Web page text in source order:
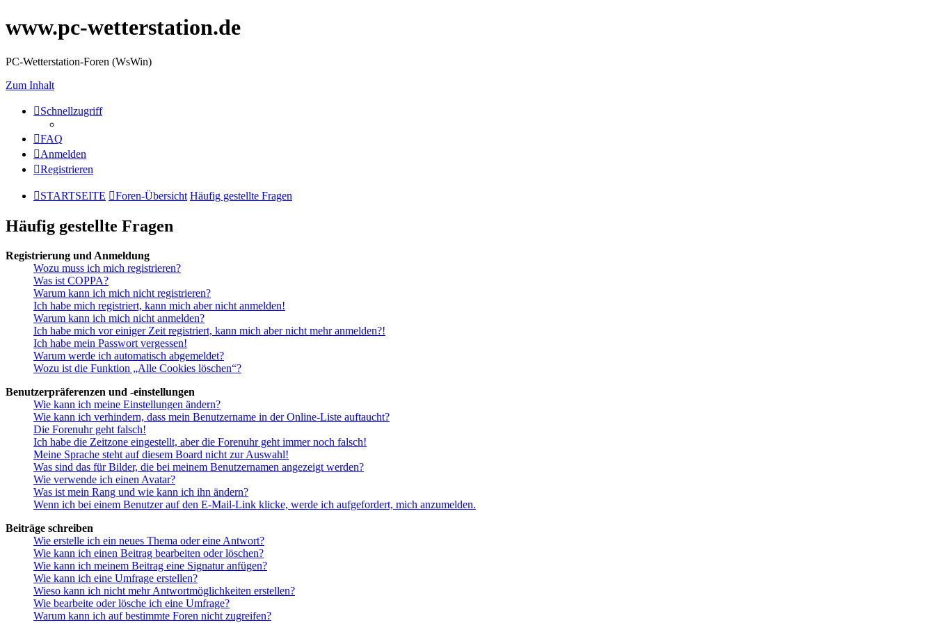
www.pc-wetterstation.de
PC-Wetterstation-Foren (WsWin)
Zum Inhalt
Schnellzugriff
FAQ
Anmelden
Registrieren
STARTSEITE Foren-Übersicht Häufig gestellte Fragen
Häufig gestellte Fragen
Registrierung und Anmeldung
Wozu muss ich mich registrieren?
Was ist COPPA?
Warum kann ich mich nicht registrieren?
Ich habe mich registriert, kann mich aber nicht anmelden!
Warum kann ich mich nicht anmelden?
Ich habe mich vor einiger Zeit registriert, kann mich aber nicht mehr anmelden?!
Ich habe mein Passwort vergessen!
Warum werde ich automatisch abgemeldet?
Wozu ist die Funktion „Alle Cookies löschen“?
Benutzerpräferenzen und -einstellungen
Wie kann ich meine Einstellungen ändern?
Wie kann ich verhindern, dass mein Benutzername in der Online-Liste auftaucht?
Die Forenuhr geht falsch!
Ich habe die Zeitzone eingestellt, aber die Forenuhr geht immer noch falsch!
Meine Sprache steht auf diesem Board nicht zur Auswahl!
Was sind das für Bilder, die bei meinem Benutzernamen angezeigt werden?
Wie verwende ich einen Avatar?
Was ist mein Rang und wie kann ich ihn ändern?
Wenn ich bei einem Benutzer auf den E-Mail-Link klicke, werde ich aufgefordert, mich anzumelden.
Beiträge schreiben
Wie erstelle ich ein neues Thema oder eine Antwort?
Wie kann ich einen Beitrag bearbeiten oder löschen?
Wie kann ich meinem Beitrag eine Signatur anfügen?
Wie kann ich eine Umfrage erstellen?
Wieso kann ich nicht mehr Antwortmöglichkeiten erstellen?
Wie bearbeite oder lösche ich eine Umfrage?
Warum kann ich auf bestimmte Foren nicht zugreifen?